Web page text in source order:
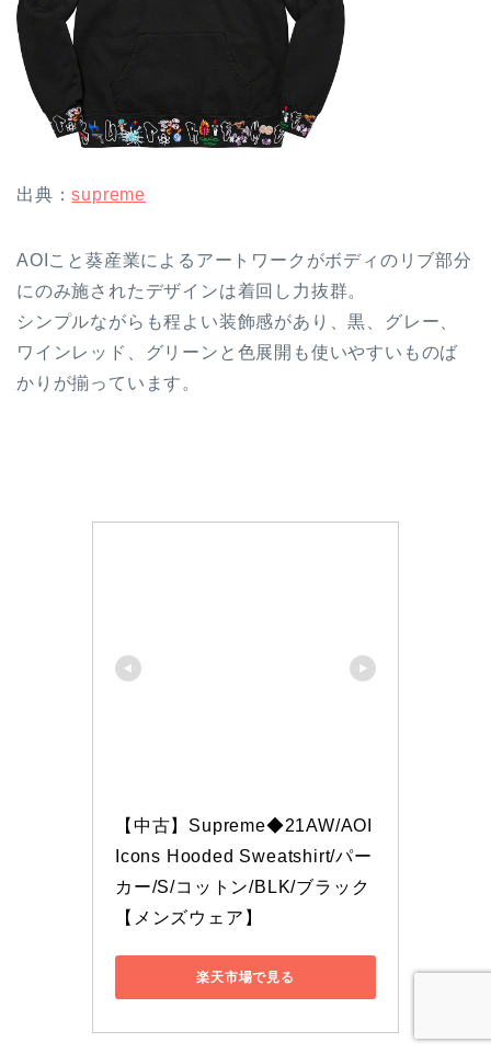
出典：supreme
AOIこと葵産業によるアートワークがボディのリブ部分
にのみ施されたデザインは着回し力抜群。
シンプルながらも程よい装飾感があり、黒、グレー、
ワインレッド、グリーンと色展開も使いやすいものば
かりが揃っています。
【中古】Supreme◆21AW/AOI
Icons Hooded Sweatshirt/パー
カー/S/コットン/BLK/ブラック
【メンズウェア】
楽天市場で見る